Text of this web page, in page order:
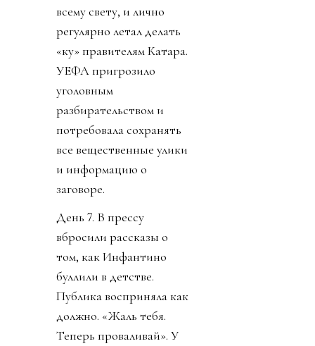
всему свету, и лично
регулярно летал делать
«ку» правителям Катара.
УЕФА пригрозило
уголовным
разбирательством и
потребовала сохранять
все вещественные улики
и информацию о
заговоре.
День 7. В прессу
вбросили рассказы о
том, как Инфантино
буллили в детстве.
Публика восприняла как
должно. «Жаль тебя.
Теперь проваливай». У